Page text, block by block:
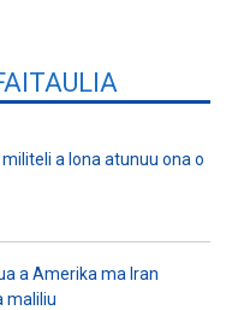
militeli a lona atunuu ona o
a Amerika ma Iran
maliliu